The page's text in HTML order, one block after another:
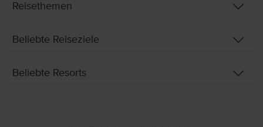
Reisethemen
Beliebte Reiseziele
Beliebte Resorts